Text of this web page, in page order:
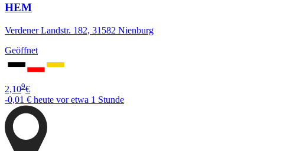
HEM
Verdener Landstr. 182, 31582 Nienburg
Geöffnet
2,109€
-0,01 € heute vor etwa 1 Stunde